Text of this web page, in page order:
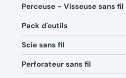
Perceuse - Visseuse sans fil
Pack d'outils
Scie sans fil
Perforateur sans fil